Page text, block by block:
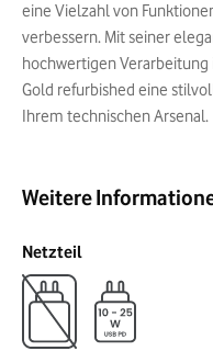
eine Vielzahl von
verbessern. Mit seiner
hochwertigen Verarbeitung
Gold refurbished eine
Ihrem technischen Arsenal.
Weitere
Netzteil